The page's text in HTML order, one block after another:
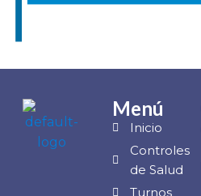
Menú
Inicio
Controles
de Salud
Turnos